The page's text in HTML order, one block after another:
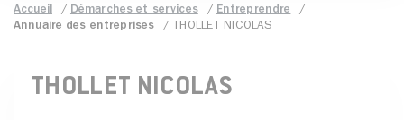
Accueil Démarches et services
Entreprendre
Annuaire des entreprises
THOLLET NICOLAS
THOLLET NICOLAS